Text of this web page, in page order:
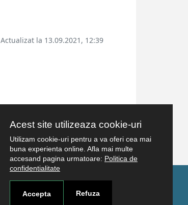
Acest site utilizeaza cookie-uri
Utilizam cookie-uri pentru a va oferi cea mai
buna experienta online. Afla mai multe
accesand pagina urmatoare: Politica de
confidentialitate
Accepta Refuza
Actualizat la 13.09.2021, 12:39